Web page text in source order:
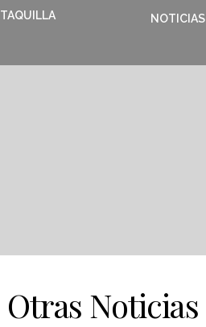
TAQUILLA NOTICIAS
Otras Noticias